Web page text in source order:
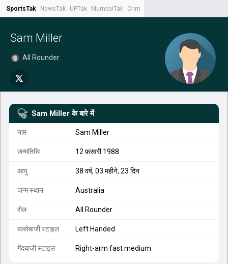
SportsTak NewsTak UPTak MumbaiTak CrimeTak
Sam Miller
All Rounder
Sam Miller के बारे में
नाम Sam Miller
जन्मतिथि 12 फ़रवरी 1988
आयु 38 वर्ष, 03 महीने, 23 दिन
जन्म स्थान Australia
रोल All Rounder
बल्लेबाजी स्टाइल Left Handed
गेंदबाजी स्टाइल Right-arm fast medium